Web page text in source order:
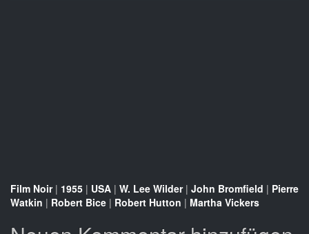
Film Noir| 1955 | USA | W. Lee Wilder| John Bromfield | Pierre
Watkin | Robert Bice | Robert Hutton | Martha Vickers